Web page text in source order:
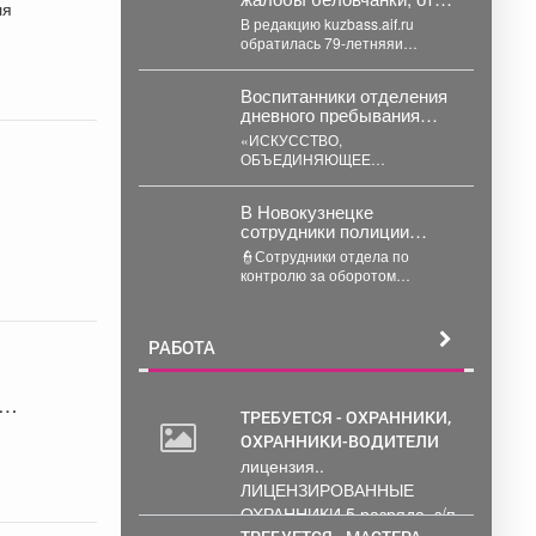
которой якобы отказался
терапевт
В редакцию kuzbass.aif.ru
обратилась 79-летняяи
Зеленина, которая
пожаловалась, что к ней...
Воспитанники отделения
дневного пребывания
стали гостями
уникальной
художественной
выставки.
«ИСКУССТВО,
ОБЪЕДИНЯЮЩЕЕ
пребывания стали гостями
уникальной художественной
выставки. Для ребят...
В Новокузнецке
сотрудники полиции
задержали
наркоторговку, которая
планировала сбыть
👮Сотрудники отдела по
контролю за оборотом
РАБОТА
ТРЕБУЕТСЯ - ОХРАННИКИ,
ОХРАННИКИ-ВОДИТЕЛИ
лицензия..
ЛИЦЕНЗИРОВАННЫЕ
ОХРАННИКИ 5 разряда, з/п